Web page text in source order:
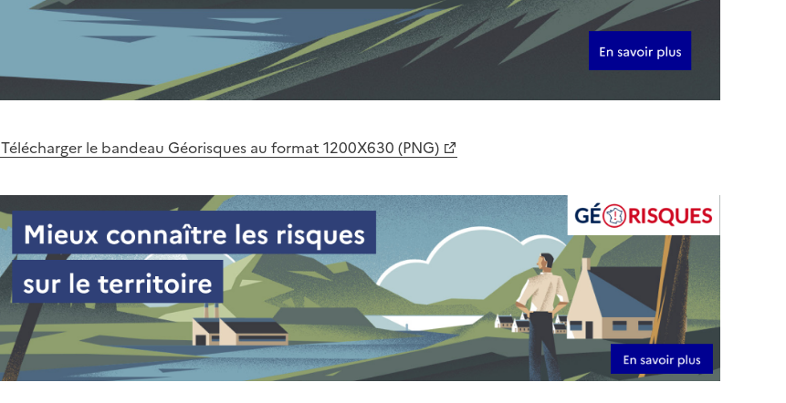
Télécharger le bandeau Géorisques au format 1200X630 (PNG)